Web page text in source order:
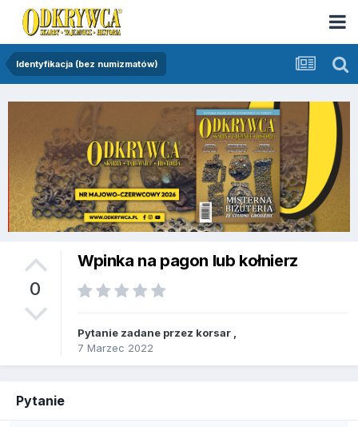
Identyfikacja (bez numizmatów)
0
Wpinka na pagon lub kołnierz
Pytanie zadane przez korsar
7 Marzec 2022
Pytanie